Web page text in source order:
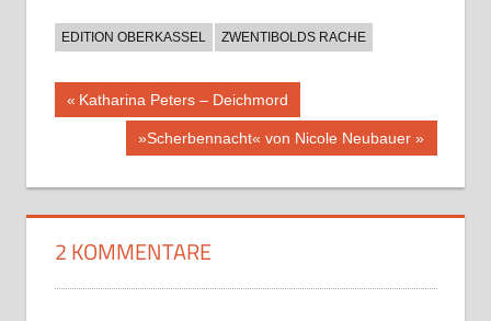
EDITION OBERKASSEL ZWENTIBOLDS RACHE
Beitragsnavigation
Vorheriger
Beitrag:
Katharina Peters – Deichmord
Nächster
»Scherbennacht« von Nicole Neubauer
2 KOMMENTARE